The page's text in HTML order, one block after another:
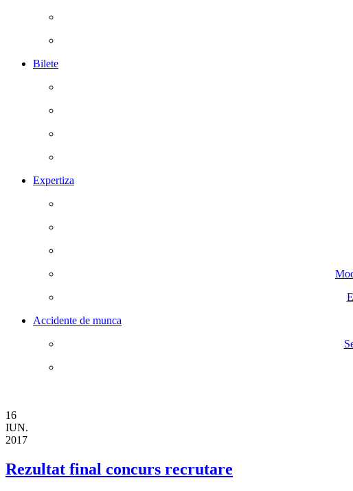
Bilete
Expertiza
Accidente de munca
16
IUN.
2017
Rezultat final concurs recrutare